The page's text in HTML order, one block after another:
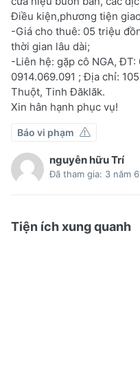
Điều kiện,phương tiện
-Giá cho thuê: 05 triệu
thời gian lâu dài;
-Liên hệ: gặp cô NGA,
0914.069.091 ; Địa chỉ:
Thuột, Tinh Đăklăk.
Xin hân hạnh phục vụ!
Báo vi phạm
nguyễn hữu Trí
Đã tham gia: 3 năm
Tiện ích xung quanh